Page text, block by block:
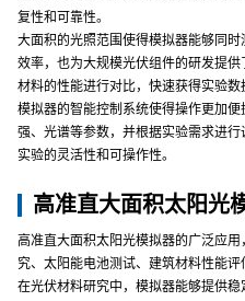
复性和可靠性。
大面积的光照范围使得模拟器能够同
效率，也为大规模光伏组件的研发提
材料的性能进行对比，快速获得实验数
模拟器的智能控制系统使得操作更加
强、光谱等参数，并根据实验需求进
实验的灵活性和可操作性。
高准直大面积太阳光
高准直大面积太阳光模拟器的广泛应
究、太阳能电池测试、建筑材料性能评
在光伏材料研究中，模拟器能够提供